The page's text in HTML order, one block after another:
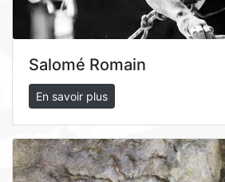
Salomé Romain
En savoir plus